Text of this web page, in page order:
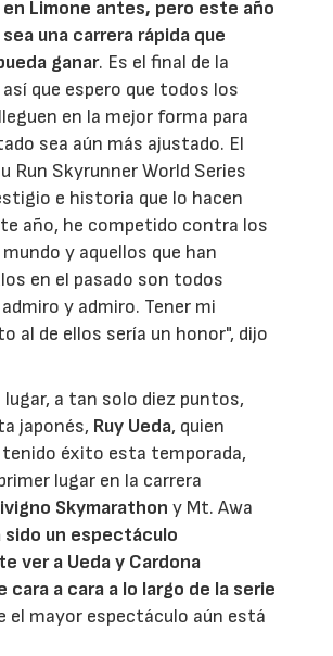
Limone antes, pero este año
una carrera rápida que
ganar. Es el final de la
que espero que todos los
en la mejor forma para
sea aún más ajustado. El
Run Skyrunner World Series
e historia que lo hacen
año, he competido contra los
y aquellos que han
en el pasado son todos
y admiro. Tener mi
al de ellos sería un honor", dijo
lugar, a tan solo diez puntos,
japonés, Ruy Ueda, quien
éxito esta temporada,
lugar en la carrera
Skymarathon y Mt. Awa
sido un espectáculo
ver a Ueda y Cardona
a cara a lo largo de la serie
el mayor espectáculo aún está